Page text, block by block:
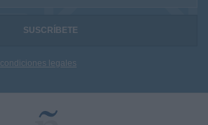
condiciones legales